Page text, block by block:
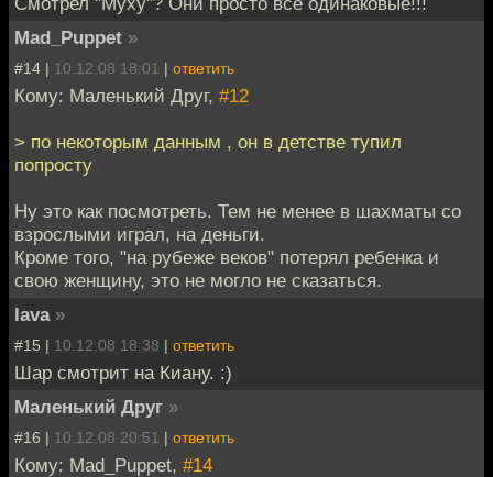
Mad_Puppet »
#14 | 10.12.08 18:01 | ответить
Кому: Маленький Друг, #12
> по некоторым данным , он в детстве тупил
попросту
Ну это как посмотреть. Тем не менее в шахматы со
взрослыми играл, на деньги.
Кроме того, "на рубеже веков" потерял ребенка и
свою женщину, это не могло не сказаться.
lava »
#15 | 10.12.08 18:38 | ответить
Шар смотрит на Киану. :)
Маленький Друг »
#16 | 10.12.08 20:51 | ответить
Кому: Mad_Puppet, #14